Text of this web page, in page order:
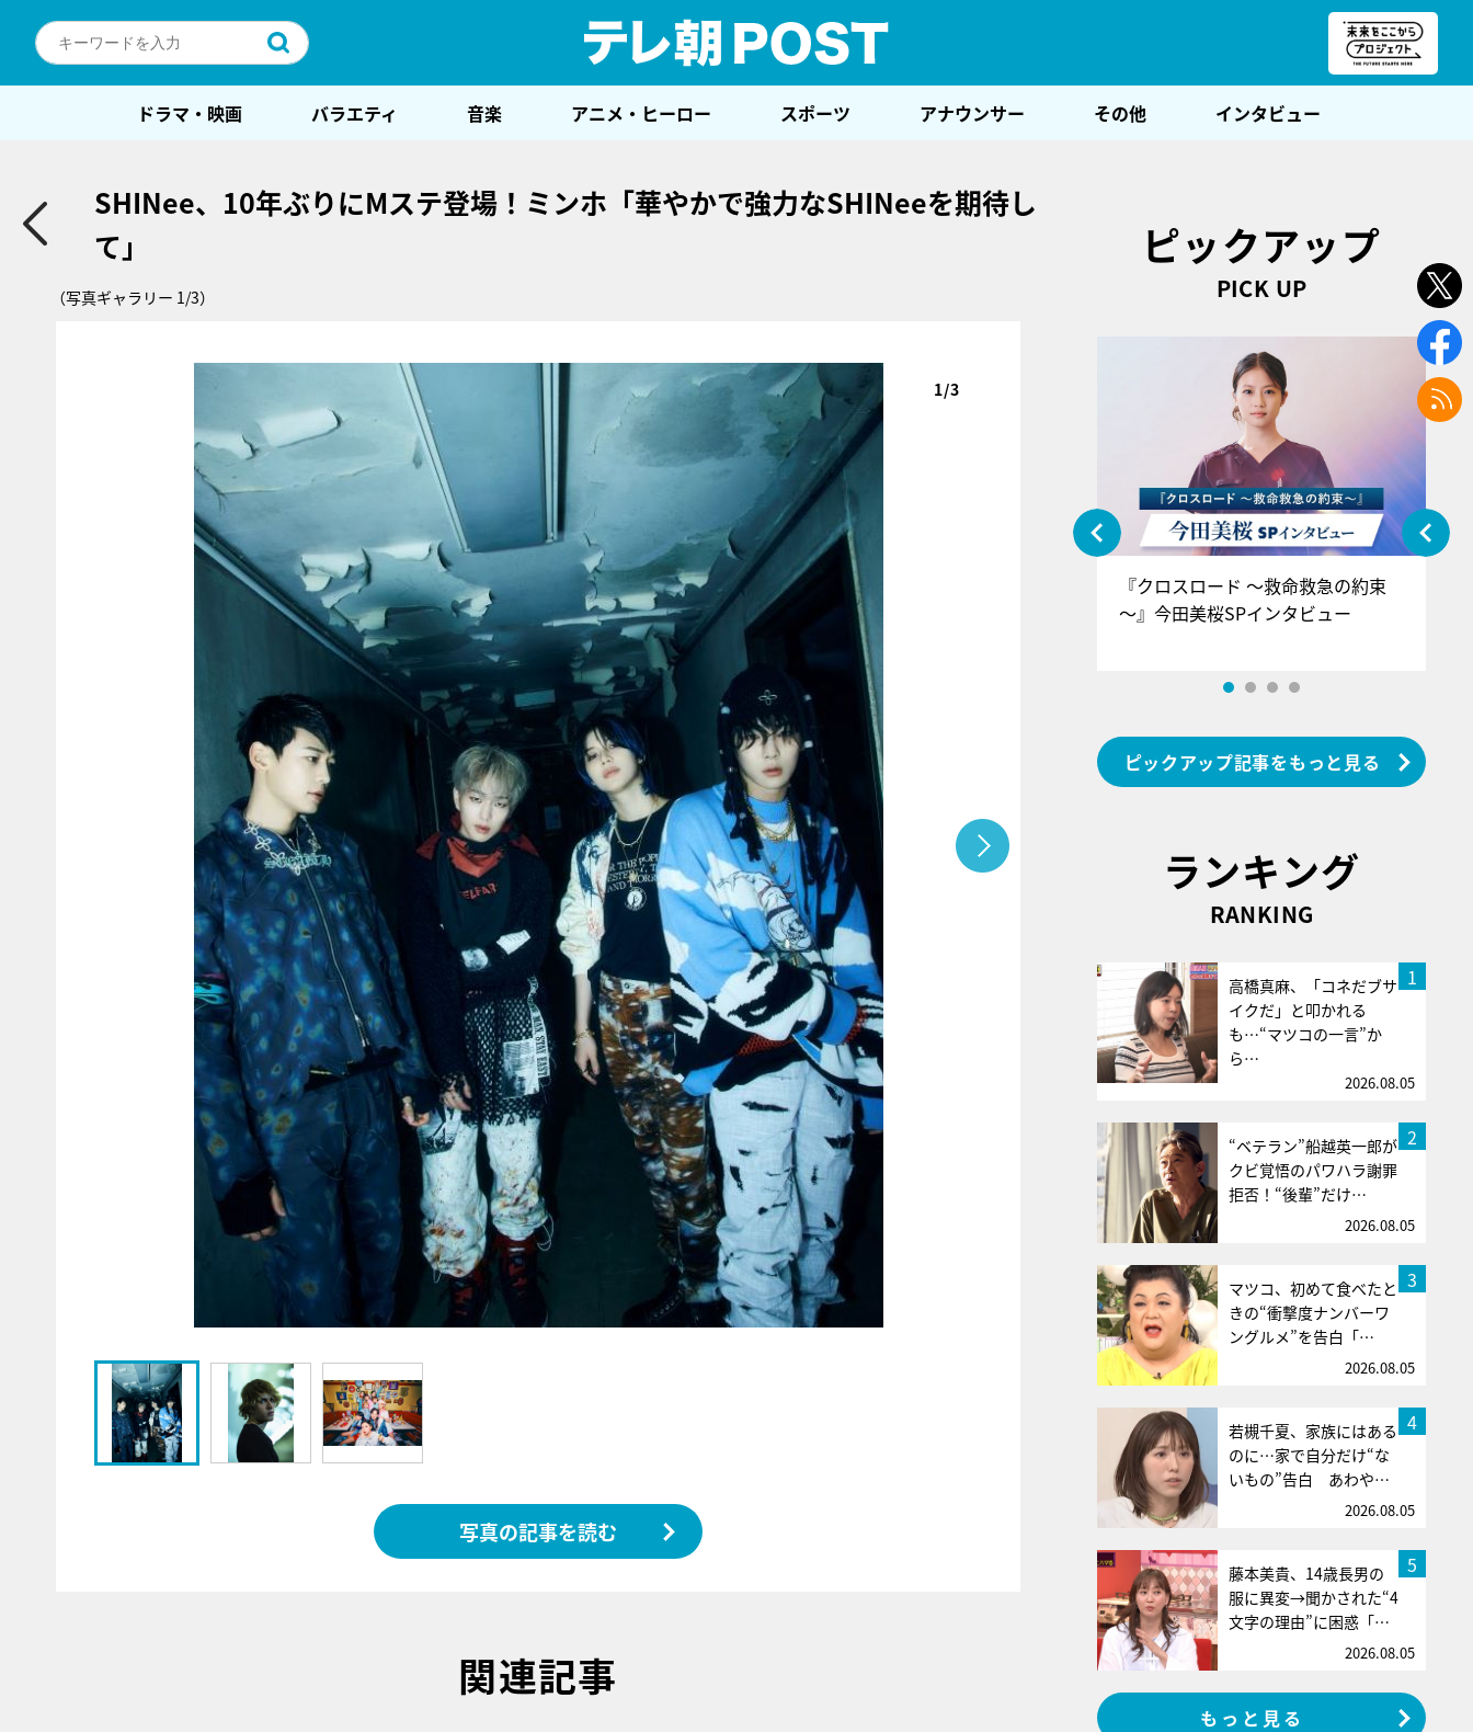
ドラマ・映画 バラエティ 音楽 アニメ・ヒーロー スポーツ アナウンサー その他 インタビュー
SHINee、10年ぶりにMステ登場！ミンホ「華やかで強力なSHINeeを期待し
て」
（写真ギャラリー 1/3）
1/3
写真の記事を読む
関連記事
ピックアップ
PICK UP
『アイ＝ラブ！げーみんぐ』＝LOV
E齋藤樹愛羅＆佐々木舞香SPインタ
『クロスロード ～救命救急の約束
～』今田美桜SPインタビュー
ピックアップ記事をもっと見る
ランキング
RANKING
1
高橋真麻、「コネだブサ
イクだ」と叩かれる
も…“マツコの一言”か
ら…
2026.08.05
2
“ベテラン”船越英一郎が
クビ覚悟のパワハラ謝罪
拒否！“後輩”だけ…
2026.08.05
3
マツコ、初めて食べたと
きの“衝撃度ナンバーワ
ングルメ”を告白「…
2026.08.05
4
若槻千夏、家族にはある
のに…家で自分だけ“な
いもの”告白 あわや…
2026.08.05
5
藤本美貴、14歳長男の
服に異変→聞かされた“4
文字の理由”に困惑「…
2026.08.05
もっと見る